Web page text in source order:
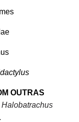
OUTRAS
Halobatrachus